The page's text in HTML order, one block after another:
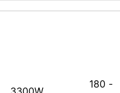
180 -